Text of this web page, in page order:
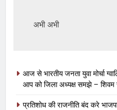
अभी अभी
आज से भारतीय जनता युवा मोर्चा
आप को जिला अध्यक्ष समझे – शिवम
प्रतिशोध की राजनीति बंद करे